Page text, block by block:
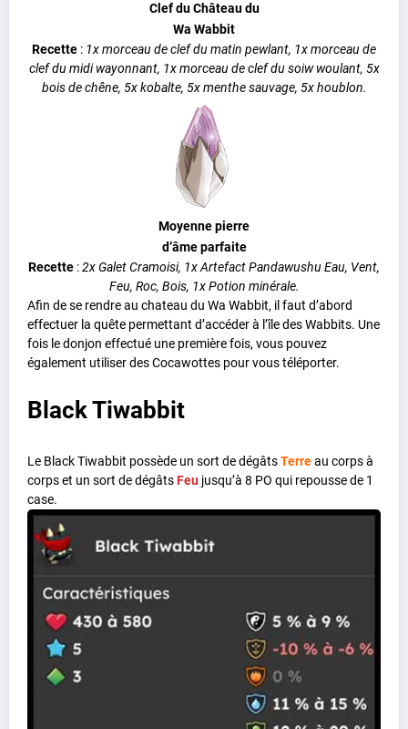
Clef du Château du
Wa Wabbit
Recette : 1x morceau de clef du matin pewlant, 1x morceau de
clef du midi wayonnant, 1x morceau de clef du soiw woulant, 5x
bois de chêne, 5x kobalte, 5x menthe sauvage, 5x houblon.
Moyenne pierre
d’âme parfaite
Recette :2x Galet Cramoisi, 1x Artefact Pandawushu Eau, Vent,
Feu, Roc, Bois, 1x Potion minérale.
Afin de se rendre au chateau du Wa Wabbit, il faut d’abord
effectuer la quête permettant d’accéder à l’île des Wabbits. Une
fois le donjon effectué une première fois, vous pouvez
également utiliser des Cocawottes pour vous téléporter.
Black Tiwabbit
Le Black Tiwabbit possède un sort de dégâtsTerreau corps à
corps et un sort de dégâts Feu jusqu’à 8 PO qui repousse de 1
case.